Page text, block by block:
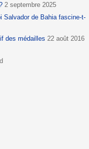
2 septembre 2025
Salvador de Bahia fascine-t-
des médailles 22 août 2016